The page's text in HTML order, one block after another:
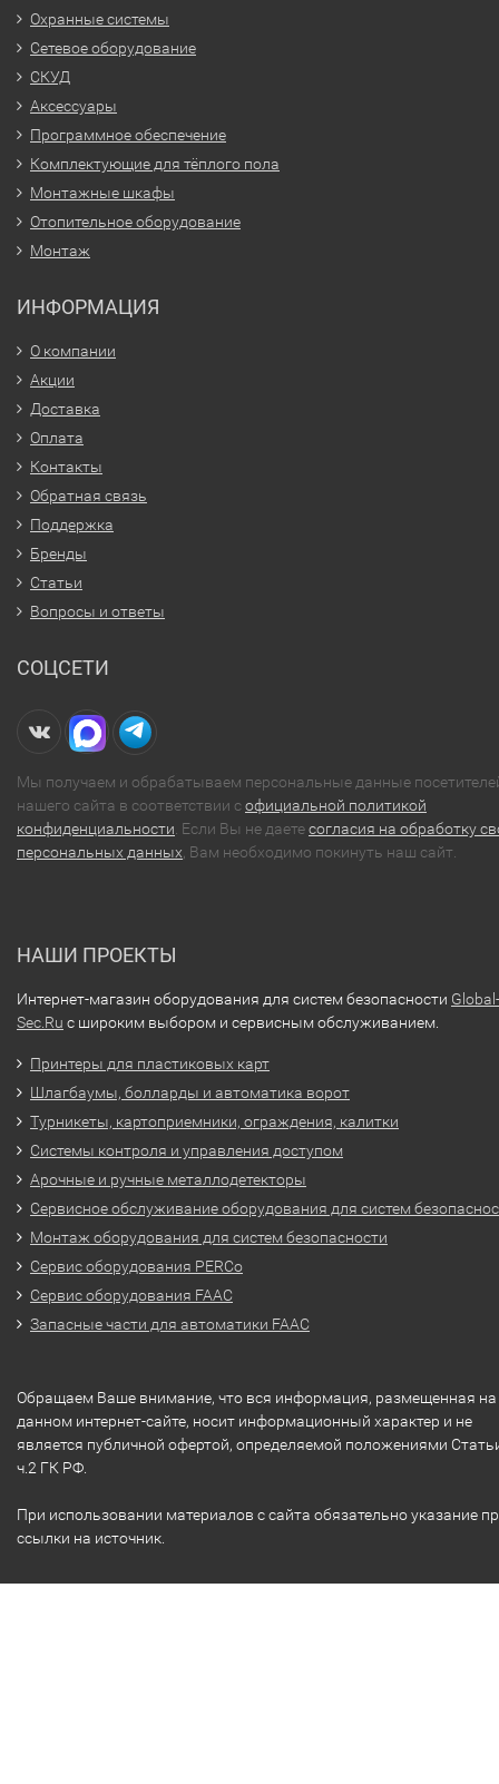
Охранные системы
Сетевое оборудование
СКУД
Аксессуары
Программное обеспечение
Комплектующие для тёплого пола
Монтажные шкафы
Отопительное оборудование
Монтаж
ИНФОРМАЦИЯ
О компании
Акции
Доставка
Оплата
Контакты
Обратная связь
Поддержка
Бренды
Статьи
Вопросы и ответы
СОЦСЕТИ
Мы получаем и обрабатываем персональные данные
нашего сайта в соответствии софициальной политикой
конфиденциальности . Если Вы не даетесогласия на обработку
персональных данных , Вам необходимо покинуть наш сайт.
НАШИ ПРОЕКТЫ
Интернет-магазин оборудования для систем безопасности Global-
Sec.Ru с широким выбором и сервисным обслуживанием.
Принтеры для пластиковых карт
Шлагбаумы, болларды и автоматика ворот
Турникеты, картоприемники, ограждения, калитки
Системы контроля и управления доступом
Арочные и ручные металлодетекторы
Сервисное обслуживание оборудования для систем
Монтаж оборудования для систем безопасности
Сервис оборудования PERCo
Сервис оборудования FAAC
Запасные части для автоматики FAAC
Обращаем Ваше внимание, что вся информация, размещенная на
данном интернет-сайте, носит информационный характер и не
является публичной офертой, определяемой положениями
ч.2 ГК РФ.
При использовании материалов с сайта обязательно указание
ссылки на источник.